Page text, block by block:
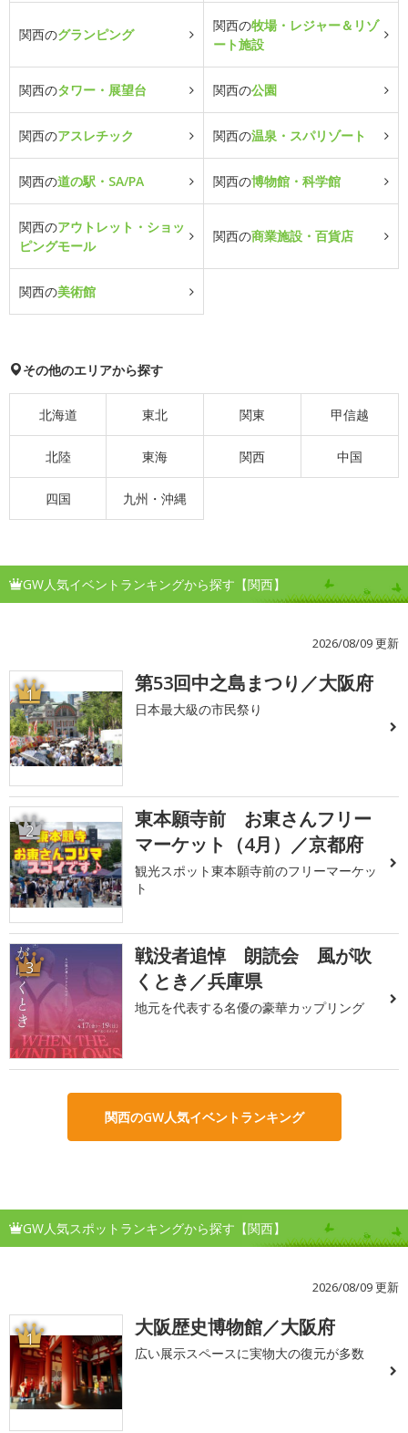
関西のグランピング
関西の牧場・レジャー＆リゾ
ート施設
関西のタワー・展望台 関西の公園
関西のアスレチック 関西の温泉・スパリゾート
関西の道の駅・SA/PA 関西の博物館・科学館
関西のアウトレット・ショッ
ピングモール
関西の商業施設・百貨店
関西の美術館
その他のエリアから探す
北海道 東北 関東 甲信越
北陸 東海 関西 中国
四国 九州・沖縄
GW人気イベントランキングから探す【関西】
2026/08/09 更新
1 第53回中之島まつり／大阪府
日本最大級の市民祭り
2
東本願寺前 お東さんフリー
マーケット（4月）／京都府
観光スポット東本願寺前のフリーマーケッ
ト
3
戦没者追悼 朗読会 風が吹
くとき／兵庫県
地元を代表する名優の豪華カップリング
関西のGW人気イベントランキング
GW人気スポットランキングから探す【関西】
2026/08/09 更新
1 大阪歴史博物館／大阪府
広い展示スペースに実物大の復元が多数